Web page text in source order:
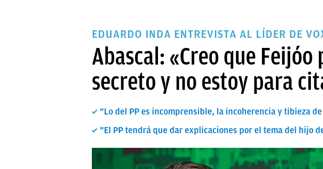
EDUARDO INDA ENTREVISTA AL LÍDER DE
Abascal: «Creo que
secreto y no estoy para
"Lo del PP es incomprensible, la incoherencia y tibieza
"El PP tendrá que dar explicaciones por el tema del hijo